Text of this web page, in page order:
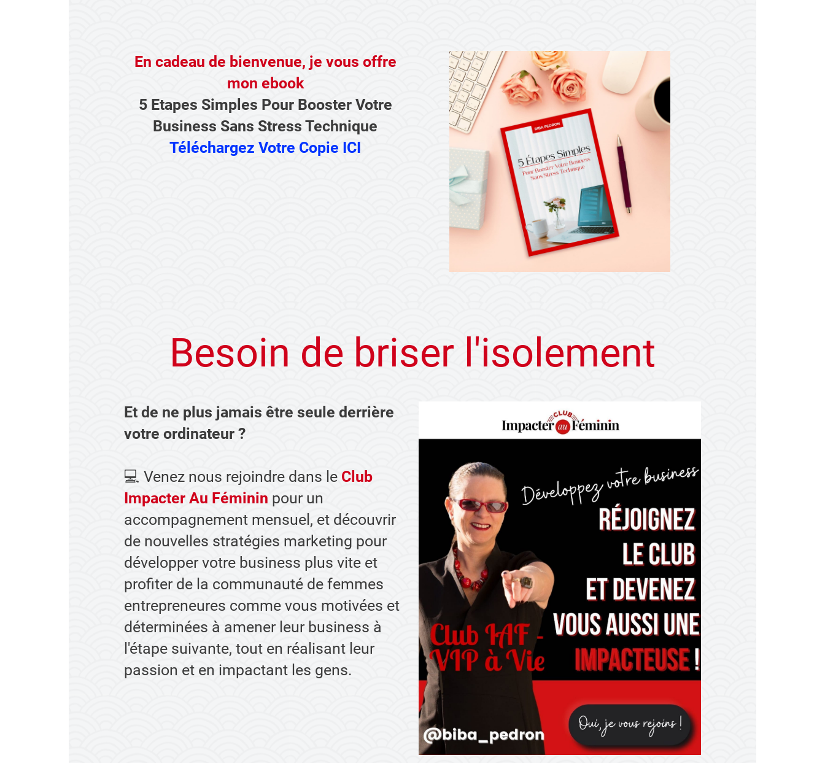
En cadeau de bienvenue, je vous offre
mon ebook
5 Etapes Simples Pour Booster Votre
Business Sans Stress Technique
Téléchargez Votre Copie ICI
Besoin de briser l'isolement
Et de ne plus jamais être seule derrière
votre ordinateur ?
💻 Venez nous rejoindre dans le Club
Impacter Au Féminin pour un
accompagnement mensuel, et découvrir
de nouvelles stratégies marketing pour
développer votre business plus vite et
profiter de la communauté de femmes
entrepreneures comme vous motivées et
déterminées à amener leur business à
l'étape suivante, tout en réalisant leur
passion et en impactant les gens.